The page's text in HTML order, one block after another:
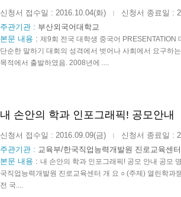
신청서 접수일 : 2016.10.04(화) |
신청서 종료일 :
주관기관 : 부산외국어대학교
본문 내용 : 제9회 전국 대학생 중국어 PRESENTATION
단순한 말하기 대회의 성격에서 벗어나 사회에서 요구하
목적에서 출발하였음. 2008년에 ....
내 손안의 학과 인포그래픽! 공모안내
신청서 접수일 : 2016.09.09(금) |
신청서 종료일 :
주관기관 : 교육부/한국직업능력개발원 진로교육센터
본문 내용 : 내 손안의 학과 인포그래픽! 공모 안내 공모
국직업능력개발원 진로교육센터 개 요 ○ (주제) 열린학
전 국....